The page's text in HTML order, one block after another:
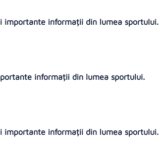
importante informații din lumea sportului.
informații din lumea sportului.
importante informații din lumea sportului.